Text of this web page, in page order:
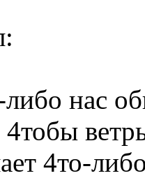
нас
4тобы
4то-